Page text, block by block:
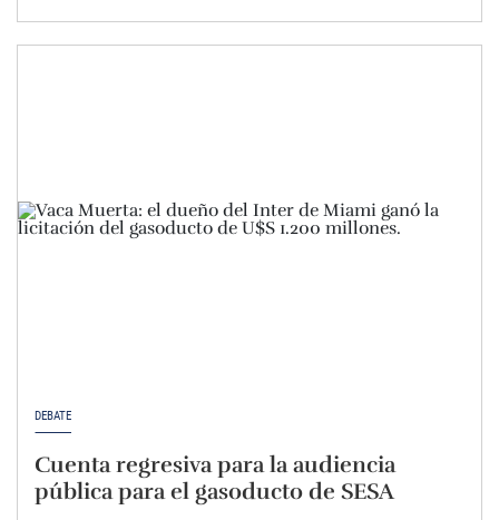
DEBATE
Cuenta regresiva para la audiencia
pública para el gasoducto de SESA